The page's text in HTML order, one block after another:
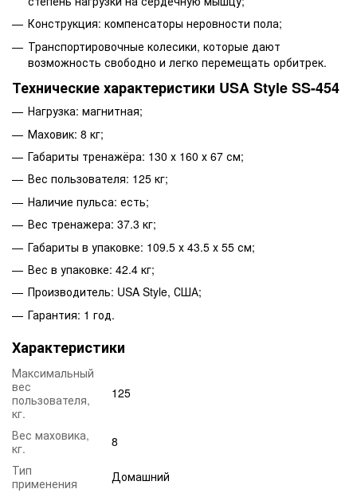
Конструкция: компенсаторы неровности пола;
Транспортировочные колесики, которые дают
возможность свободно и легко перемещать орбитрек.
Технические характеристики USA Style SS-454
Нагрузка: магнитная;
Маховик: 8 кг;
Габариты тренажёра: 130 х 160 х 67 см;
Вес пользователя: 125 кг;
Наличие пульса: есть;
Вес тренажера: 37.3 кг;
Габариты в упаковке: 109.5 х 43.5 х 55 см;
Вес в упаковке: 42.4 кг;
Производитель: USA Style, США;
Гарантия: 1 год.
Характеристики
Максимальный
вес
пользователя,
кг.
125
Вес маховика,
кг.
8
Тип
применения
Домашний